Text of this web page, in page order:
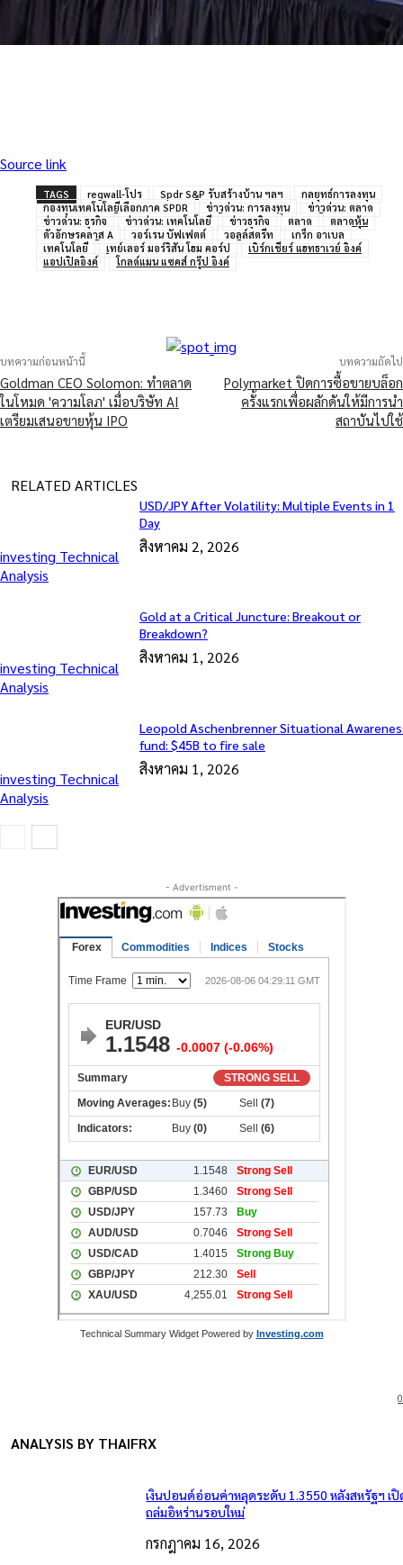
Source link
TAGS regwall-โปร Spdr S&P รับสร้างบ้าน ฯลฯ
กลยุทธ์การลงทุน
กองทุนเทคโนโลยีเลือกภาค SPDR
ข่าวด่วน: การลงทุน
ข่าวด่วน: ตลาด
ข่าวด่วน: ธุรกิจ
ข่าวด่วน: เทคโนโลยี ข่าวธุรกิจ ตลาด
ตลาดหุ้น
ตัวอักษรคลาส A
วอร์เรน บัฟเฟตต์ วอลล์สตรีท
เกร็ก อาเบล
เทคโนโลยี
เทย์เลอร์ มอร์ริสัน โฮม คอร์ป
เบิร์กเชียร์ แฮทธาเวย์ อิงค์
แอปเปิลอิงค์
โกลด์แมน แซคส์ กรุ๊ป อิงค์
บทความก่อนหน้านี้
Goldman CEO Solomon: ทำตลาด
ในโหมด 'ความโลภ' เมื่อบริษัท AI
เตรียมเสนอขายหุ้น IPO
บทความถัดไป
Polymarket ปิดการซื้อขายบล็อก
ครั้งแรกเพื่อผลักดันให้มีการนำ
สถาบันไปใช้
RELATED ARTICLES
investing Technical
Analysis
USD/JPY After Volatility: Multiple Events in 1
Day
สิงหาคม 2, 2026
investing Technical
Analysis
Gold at a Critical Juncture: Breakout or
Breakdown?
สิงหาคม 1, 2026
investing Technical
Analysis
Leopold Aschenbrenner Situational
fund: $45B to fire sale
สิงหาคม 1, 2026
- Advertisment -
Technical Summary Widget Powered by Investing.com
0
ANALYSIS BY THAIFRX
เงินปอนด์อ่อนค่าหลุดระดับ 1.3550 หลังสหรัฐฯ เ
ถล่มอิหร่านรอบใหม่
กรกฎาคม 16, 2026